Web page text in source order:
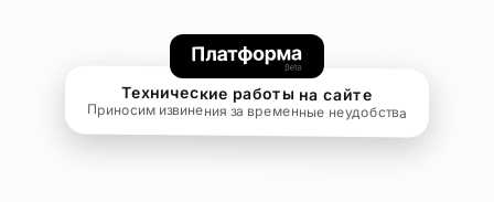
Технические работы на сайте
Приносим извинения за временные неудобства